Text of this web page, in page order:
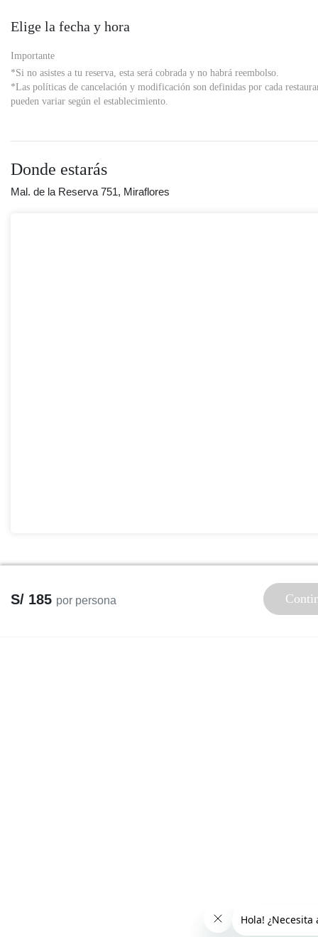
Elige la fecha y hora
Importante
*Si no asistes a tu reserva, esta será cobrada y no habrá reembolso.
*Las políticas de cancelación y modificación son definidas por cada
pueden variar según el establecimiento.
Donde estarás
Mal. de la Reserva 751, Miraflores
S/ 185 por persona